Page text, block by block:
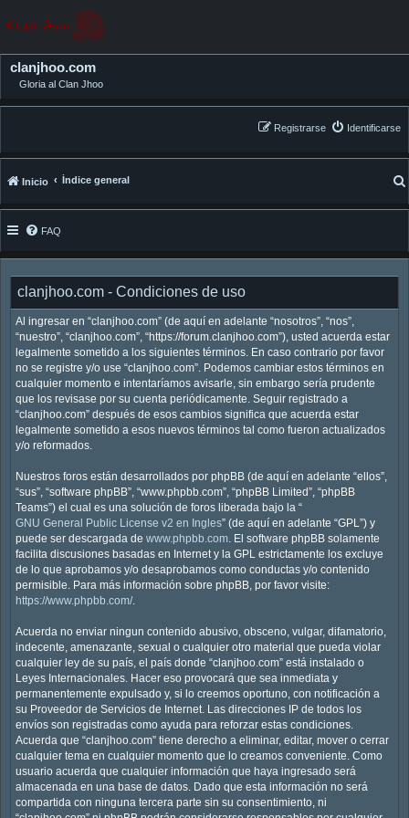
clanjhoo.com
Gloria al Clan Jhoo
Identificarse
Registrarse
Inicio Índice general
FAQ
clanjhoo.com - Condiciones de uso
Al ingresar en “clanjhoo.com” (de aquí en adelante “nosotros”, “nos”,
“nuestro”, “clanjhoo.com”, “https://forum.clanjhoo.com”), usted acuerda estar
legalmente sometido a los siguientes términos. En caso contrario por favor
no se registre y/o use “clanjhoo.com”. Podemos cambiar estos términos en
cualquier momento e intentaríamos avisarle, sin embargo sería prudente
que los revisase por su cuenta periódicamente. Seguir registrado a
“clanjhoo.com” después de esos cambios significa que acuerda estar
legalmente sometido a esos nuevos términos tal como fueron actualizados
y/o reformados.
Nuestros foros están desarrollados por phpBB (de aquí en adelante “ellos”,
“sus”, “software phpBB”, “www.phpbb.com”, “phpBB Limited”, “phpBB
Teams”) el cual es una solución de foros liberada bajo la “
GNU General Public License v2 en Ingles” (de aquí en adelante “GPL”) y
puede ser descargada de www.phpbb.com. El software phpBB solamente
facilita discusiones basadas en Internet y la GPL estrictamente los excluye
de lo que aprobamos y/o desaprobamos como conductas y/o contenido
permisible. Para más información sobre phpBB, por favor visite:
https://www.phpbb.com/.
Acuerda no enviar ningun contenido abusivo, obsceno, vulgar, difamatorio,
indecente, amenazante, sexual o cualquier otro material que pueda violar
cualquier ley de su país, el país donde “clanjhoo.com” está instalado o
Leyes Internacionales. Hacer eso provocará que sea inmediata y
permanentemente expulsado y, si lo creemos oportuno, con notificación a
su Proveedor de Servicios de Internet. Las direcciones IP de todos los
envíos son registradas como ayuda para reforzar estas condiciones.
Acuerda que “clanjhoo.com” tiene derecho a eliminar, editar, mover o cerrar
cualquier tema en cualquier momento que lo creamos conveniente. Como
usuario acuerda que cualquier información que haya ingresado será
almacenada en una base de datos. Dado que esta información no será
compartida con ninguna tercera parte sin su consentimiento, ni